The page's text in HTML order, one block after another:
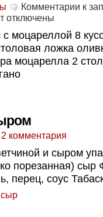
Комментарии к
отключены
моцареллой 8
ложка
моцарелла 2
2 комментария
и сыром
порезанная)
перец, соус
сыр